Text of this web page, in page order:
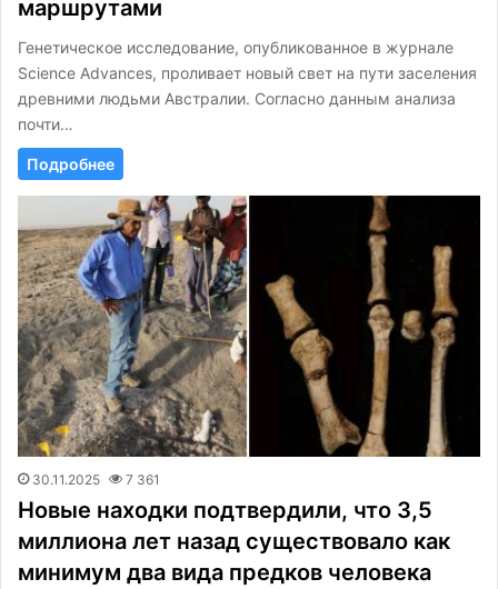
маршрутами
Генетическое исследование, опубликованное в журнале
Science Advances, проливает новый свет на пути заселения
древними людьми Австралии. Согласно данным анализа
почти…
Подробнее
30.11.2025 7 361
Новые находки подтвердили, что 3,5
миллиона лет назад существовало как
минимум два вида предков человека